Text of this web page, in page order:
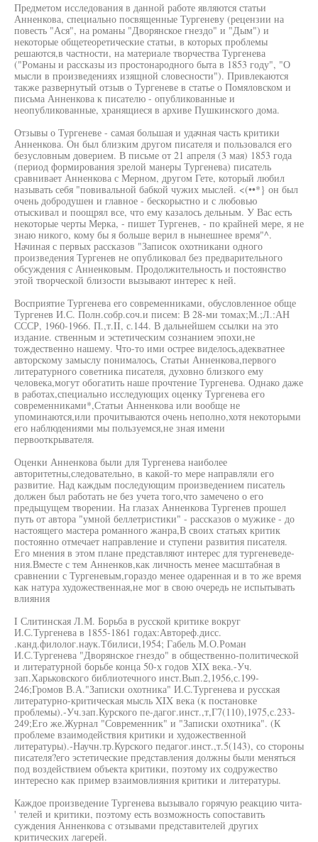
Предметом исследования в данной работе являются статьи
Анненкова, специально посвященные Тургеневу (рецензии на
повесть "Ася", на романы "Дворянское гнездо" и "Дым") и
некоторые общетеоретические статьи, в которых проблемы
решаются,в частности, на материале творчества Тургенева
("Романы и рассказы из простонародного быта в 1853 году", "О
мысли в произведениях изящной словесности"). Привлекаются
также развернутый отзыв о Тургеневе в статье о Помяловском и
письма Анненкова к писателю - опубликованные и
неопубликованные, хранящиеся в архиве Пушкинского дома.
Отзывы о Тургеневе - самая большая и удачная часть критики
Анненкова. Он был близким другом писателя и пользовался его
безусловным доверием. В письме от 21 апреля (3 мая) 1853 года
(период формирования зрелой манеры Тургенева) писатель
сравнивает Анненкова с Мерном, другом Гете, который любил
называть себя "повивальной бабкой чужих мыслей. <(••*} он был
очень добродушен и главное - бескорыстно и с любовью
отыскивал и поощрял все, что ему казалось дельным. У Вас есть
некоторые черты Мерка, - пишет Тургенев, - по крайней мере, я не
знаю никого, кому бы я больше верил в нынешнее время"^.
Начиная с первых рассказов "Записок охотникани одного
произведения Тургенев не опубликовал без предварительного
обсуждения с Анненковым. Продолжительность и постоянство
этой творческой близости вызывают интерес к ней.
Восприятие Тургенева его современниками, обусловленное обще
Тургенев И.С. Полн.собр.соч.и писем: В 28-ми томах;М.;Л.:АН
СССР, 1960-1966. П.,т.II, с.144. В дальнейшем ссылки на это
издание. ственным и эстетическим сознанием эпохи,не
тождественно нашему. Что-то ими острее виделось,адекватнее
авторскому замыслу понималось, Статьи Анненкова,первого
литературного советника писателя, духовно близкого ему
человека,могут обогатить наше прочтение Тургенева. Однако даже
в работах,специально исследующих оценку Тургенева его
современниками*,Статьи Анненкова или вообще не
упоминаются,или прочитываются очень неполно,хотя некоторыми
его наблюдениями мы пользуемся,не зная имени
первооткрывателя.
Оценки Анненкова были для Тургенева наиболее
авторитетны,следовательно, в какой-то мере направляли его
развитие. Над каждым последующим произведением писатель
должен был работать не без учета того,что замечено о его
предьщущем творении. На глазах Анненкова Тургенев прошел
путь от автора "умной беллетристики" - рассказов о мужике - до
настоящего мастера романного жанра,В своих статьях критик
постоянно отмечает направление и ступени развития писателя.
Его мнения в этом плане представляют интерес для тургеневеде-
ния.Вместе с тем Анненков,как личность менее масштабная в
сравнении с Тургеневым,гораздо менее одаренная и в то же время
как натура художественная,не мог в свою очередь не испытывать
влияния
I Слитинская Л.М. Борьба в русской критике вокруг
И.С.Тургенева в 1855-1861 годах:Автореф.дисс.
.канд.филолог.наук.Тбилиси,1954; Габель М.О.Роман
И.С.Тургенева "Дворянское гнездо" в общественно-политической
и литературной борьбе конца 50-х годов XIX века.-Уч.
зап.Харьковского библиотечного инст.Вып.2,1956,с.199-
246;Громов В.А."Записки охотника" И.С.Тургенева и русская
литературно-критическая мысль XIX века (к постановке
проблемы).-Уч.зап.Курского пе-дагог.инст.,т,Г7(110),1975,с.233-
249;Его же.Журнал "Современник" и "Записки охотника". (К
проблеме взаимодействия критики и художественной
литературы).-Научн.тр.Курского педагог.инст.,т.5(143), со стороны
писателя?его эстетические представления должны были меняться
под воздействием объекта критики, поэтому их содружество
интересно как пример взаимовлияния критики и литературы.
Каждое произведение Тургенева вызывало горячую реакцию чита-
' телей и критики, поэтому есть возможность сопоставить
суждения Анненкова с отзывами представителей других
критических лагерей.